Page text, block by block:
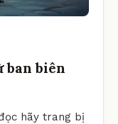
ban biên
hãy trang bị